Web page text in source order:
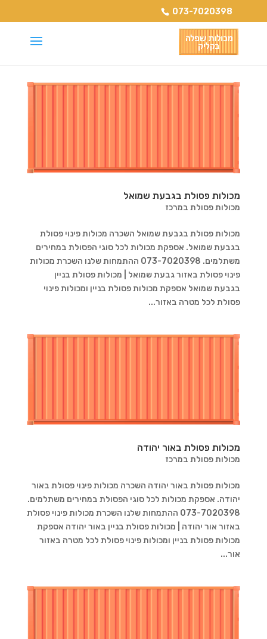
073-7020398
מכולות פסולת בגבעת שמואל
מכולות פסולת במרכז
מכולות פסולת בגבעת שמואל השכרה מכולות פינוי פסולת
בגבעת שמואל. אספקת מכולות לכל סוגי הפסולת במחירים
משתלמים. 073-7020398 ההתמחות שלנו השכרת מכולות
פינוי פסולת באזור גבעת שמואל | מכולות פסולת בניין
בגבעת שמואל אספקת מכולות פסולת בניין ומכולות פינוי
פסולת לכל מטרה באזור...
מכולות פסולת באור יהודה
מכולות פסולת במרכז
מכולות פסולת באור יהודה השכרה מכולות פינוי פסולת באור
יהודה. אספקת מכולות לכל סוגי הפסולת במחירים משתלמים.
073-7020398 ההתמחות שלנו השכרת מכולות פינוי פסולת
באזור אור יהודה | מכולות פסולת בניין באור יהודה אספקת
מכולות פסולת בניין ומכולות פינוי פסולת לכל מטרה באזור
אור...